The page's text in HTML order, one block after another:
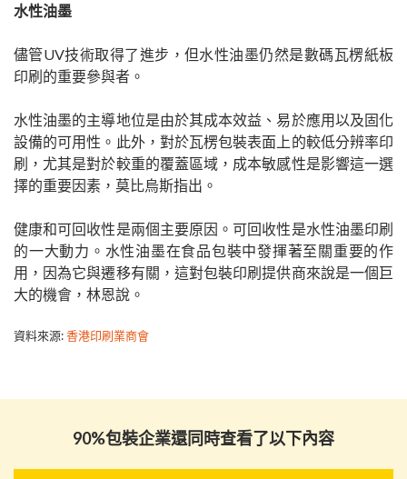
水性油墨
儘管UV技術取得了進步，但水性油墨仍然是數碼瓦楞紙板
印刷的重要參與者。
水性油墨的主導地位是由於其成本效益、易於應用以及固化
設備的可用性。此外，對於瓦楞包裝表面上的較低分辨率印
刷，尤其是對於較重的覆蓋區域，成本敏感性是影響這一選
擇的重要因素，莫比烏斯指出。
健康和可回收性是兩個主要原因。可回收性是水性油墨印刷
的一大動力。水性油墨在食品包裝中發揮著至關重要的作
用，因為它與遷移有關，這對包裝印刷提供商來說是一個巨
大的機會，林恩說。
資料來源:香港印刷業商會
90%包裝企業還同時查看了以下內容